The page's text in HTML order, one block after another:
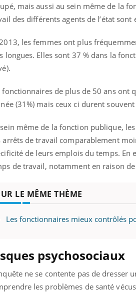
mais aussi au sein même de la
des différents agents de l’état
les femmes ont plus
longues. Elles sont 37 % dans la
fonctionnaires de plus de 50 ans ont
(31%) mais ceux ci durent
même de la fonction publique,
arrêts de travail comparablement
de leurs emplois du temps.
de travail, notamment en raison
LE MÊME THÈME
Les fonctionnaires mieux contrôlés
psychosociaux
ne se contente pas de
les problèmes de santé
des Mains : se
l’été !Youtube
Vacances, plage, piscine,
en plein air… Nos mains
Le
diabète,
défis,